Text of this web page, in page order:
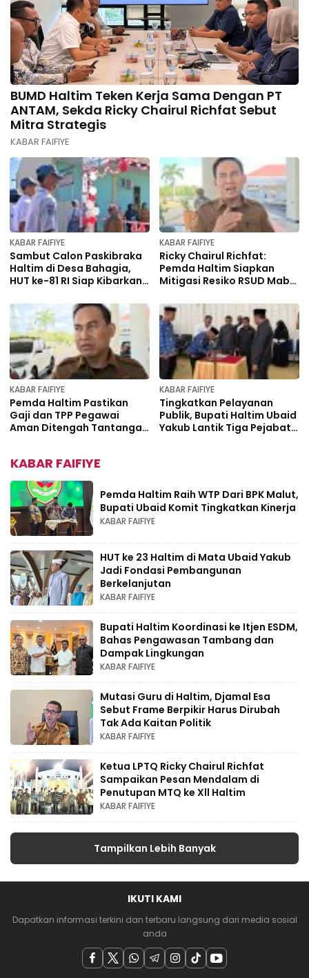
BUMD Haltim Teken Kerja Sama Dengan PT
ANTAM, Sekda Ricky Chairul Richfat Sebut
Mitra Strategis
KABAR FAIFIYE
KABAR FAIFIYE
Sambut Calon Paskibraka
Haltim di Desa Bahagia,
HUT ke-81 RI Siap Kibarkan
KABAR FAIFIYE
Ricky Chairul Richfat:
Pemda Haltim Siapkan
Mitigasi Resiko RSUD Maba
KABAR FAIFIYE
Pemda Haltim Pastikan
Gaji dan TPP Pegawai
Aman Ditengah Tantangan
KABAR FAIFIYE
Tingkatkan Pelayanan
Publik, Bupati Haltim Ubaid
Yakub Lantik Tiga Pejabat
KABAR FAIFIYE
Pemda Haltim Raih WTP Dari BPK Malut,
Bupati Ubaid Komit Tingkatkan Kinerja
KABAR FAIFIYE
HUT ke 23 Haltim di Mata Ubaid Yakub
Jadi Fondasi Pembangunan
Berkelanjutan
KABAR FAIFIYE
Bupati Haltim Koordinasi ke Itjen ESDM,
Bahas Pengawasan Tambang dan
Dampak Lingkungan
KABAR FAIFIYE
Mutasi Guru di Haltim, Djamal Esa
Sebut Frame Berpikir Harus Dirubah
Tak Ada Kaitan Politik
KABAR FAIFIYE
Ketua LPTQ Ricky Chairul Richfat
Sampaikan Pesan Mendalam di
Penutupan MTQ ke Xll Haltim
KABAR FAIFIYE
Tampilkan Lebih Banyak
IKUTI KAMI
Dapatkan informasi terkini dan terbaru langsung dari media sosial
anda